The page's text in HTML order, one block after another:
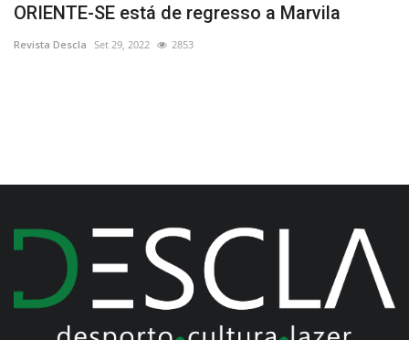
ORIENTE-SE está de regresso a Marvila
Revista Descla Set 29, 2022 2853